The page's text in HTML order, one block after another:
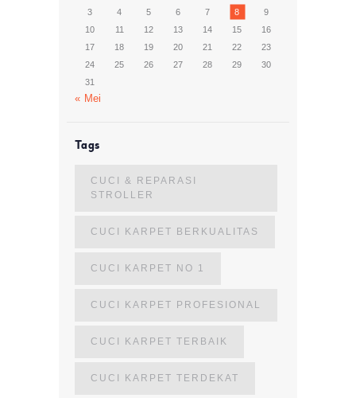
3
4 5 6 7 8
9
10
11 12 13 14 15
16
17
18 19 20 21 22
23
24
25 26 27 28 29
30
31
« Mei
Tags
CUCI & REPARASI
STROLLER
CUCI KARPET BERKUALITAS
CUCI KARPET NO 1
CUCI KARPET PROFESIONAL
CUCI KARPET TERBAIK
CUCI KARPET TERDEKAT